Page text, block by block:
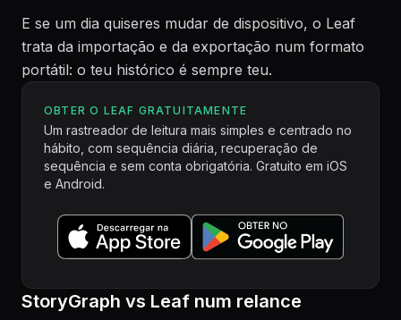
E se um dia quiseres mudar de dispositivo, o Leaf
trata da importação e da exportação num formato
portátil: o teu histórico é sempre teu.
OBTER O LEAF GRATUITAMENTE
Um rastreador de leitura mais simples e centrado no
hábito, com sequência diária, recuperação de
sequência e sem conta obrigatória. Gratuito em iOS
e Android.
StoryGraph vs Leaf num relance